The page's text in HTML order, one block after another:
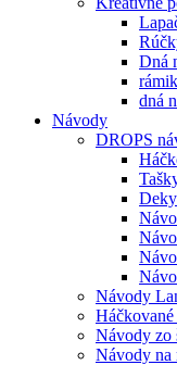
Dná
dná
Návody
DROPS
Návody
Návody zo
Návody na